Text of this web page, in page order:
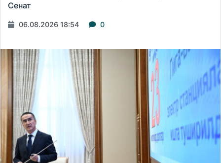
Сенат
06.08.2026 18:54 0